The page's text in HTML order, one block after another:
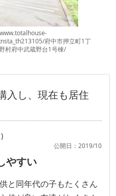
府中市押立町1丁
村府中武蔵野台1号棟/
入し、現在も居住
公開日：2019/10
やすい
と同年代の子もたくさん